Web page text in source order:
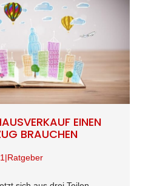
EINEN
BRAUCHEN